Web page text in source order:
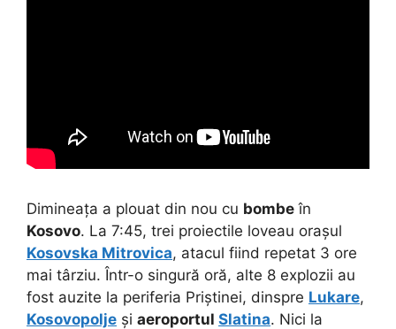
Dimineața a plouat din nou cu bombe în
Kosovo. La 7:45, trei proiectile loveau orașul
Kosovska Mitrovica, atacul fiind repetat 3 ore
mai târziu. Într-o singură oră, alte 8 explozii au
fost auzite la periferia Priștinei, dinspre Lukare,
Kosovopolje și aeroportul Slatina. Nici la